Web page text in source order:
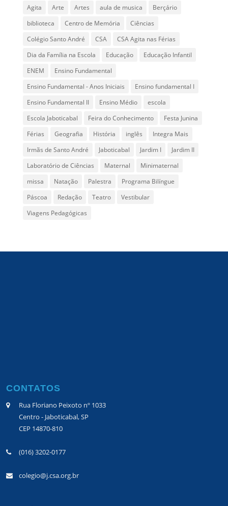
Agita Arte Artes aula de musica
Berçário
biblioteca
Centro de Memória
Ciências
Colégio Santo André
CSA
CSA Agita nas Férias
Dia da Família na Escola
Educação
Educação Infantil
ENEM
Ensino Fundamental
Ensino Fundamental - Anos Iniciais
Ensino fundamental I
Ensino Fundamental II
Ensino Médio
escola
Escola Jaboticabal
Feira do Conhecimento
Festa Junina
Férias
Geografia História inglês
Integra Mais
Irmãs de Santo André
Jaboticabal Jardim I
Jardim II
Laboratório de Ciências
Maternal
Minimaternal
missa
Natação Palestra
Programa Bilíngue
Páscoa
Redação Teatro
Vestibular
Viagens Pedagógicas
CONTATOS
Rua Floriano Peixoto nº 1033
Centro - Jaboticabal, SP
CEP 14870-810
(016) 3202-0177
colegio@j.csa.org.br